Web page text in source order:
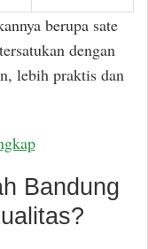
berupa sate
dengan
lebih praktis dan
Bandung